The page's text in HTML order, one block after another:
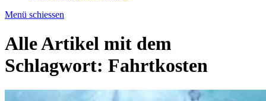
Menü schiessen
Alle Artikel mit dem
Schlagwort: Fahrtkosten